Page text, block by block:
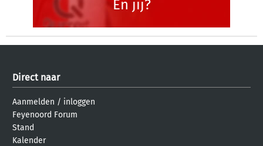
En jij?
Direct naar
Aanmelden / inloggen
Feyenoord Forum
Stand
Kalender